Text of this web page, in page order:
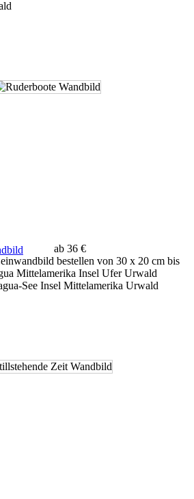
ab 36 €
bestellen von 30 x 20 cm bis
Mittelamerika Insel Ufer Urwald
See Insel Mittelamerika Urwald